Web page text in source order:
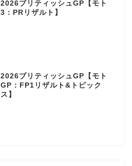
2026ブリティッシュGP【モト
3：PRリザルト】
2026ブリティッシュGP【モト
GP：FP1リザルト&トピック
ス】